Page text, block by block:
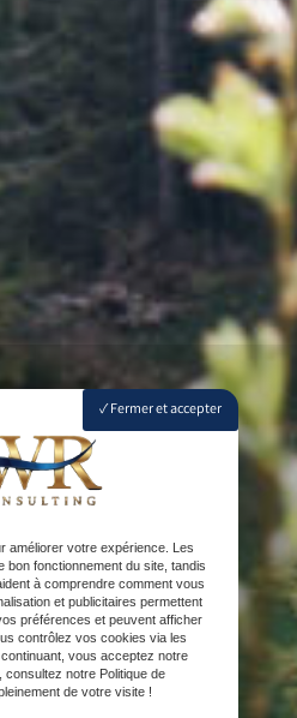
Fermer et accepter
améliorer votre expérience. Les
fonctionnement du site, tandis
à comprendre comment vous
et publicitaires permettent
préférences et peuvent afficher
contrôlez vos cookies via les
vous acceptez notre
consultez notre Politique de
de votre visite !